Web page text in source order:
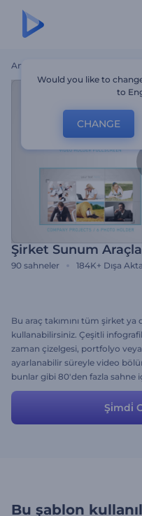
Ana Sayfa
Şirket Sunum
90 sahneler 184K+ Dışa
Bu araç takımını tüm şirket
kullanabilirsiniz. Çeşitli
zaman çizelgesi, portfolyo
ayarlanabilir süreyle video
bunlar gibi 80'den fazla
internetteyken veya
Şi̇mdi̇
Bu şablon
Would you like to
to
CHANGE